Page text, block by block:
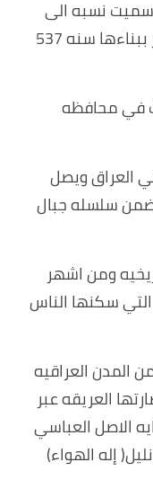
سميت نسبه الى
مؤسسها عماد الدين زنتي الذي امر ببناءها سنه 537
في محافظه
العراق ويصل
3600 متر وتقع ضمن سلسله جبال
ومن اشهر
سكنها الناس
المدن العراقيه
العريقه عبر
الاصل العباسي
إله الهواء)